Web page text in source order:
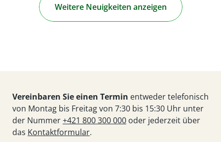
Weitere Neuigkeiten anzeigen
Vereinbaren Sie einen Termin entweder telefonisch
von Montag bis Freitag von 7:30 bis 15:30 Uhr unter
der Nummer+421 800 300 000 oder jederzeit über
das Kontaktformular.